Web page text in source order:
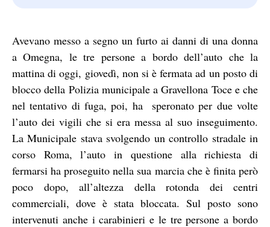
Avevano messo a segno un furto ai danni di una donna
a Omegna, le tre persone a bordo dell’auto che la
mattina di oggi, giovedì, non si è fermata ad un posto di
blocco della Polizia municipale a Gravellona Toce e che
nel tentativo di fuga, poi, ha speronato per due volte
l’auto dei vigili che si era messa al suo inseguimento.
La Municipale stava svolgendo un controllo stradale in
corso Roma, l’auto in questione alla richiesta di
fermarsi ha proseguito nella sua marcia che è finita però
poco dopo, all’altezza della rotonda dei centri
commerciali, dove è stata bloccata. Sul posto sono
intervenuti anche i carabinieri e le tre persone a bordo